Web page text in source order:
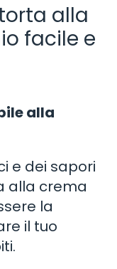
alla
facile e
alla
e dei sapori
alla crema
la
il tuo